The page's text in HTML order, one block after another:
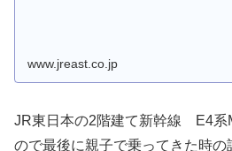
www.jreast.co.jp
JR東日本の2階建て新幹線 E4系
ので最後に親子で乗ってきた時の